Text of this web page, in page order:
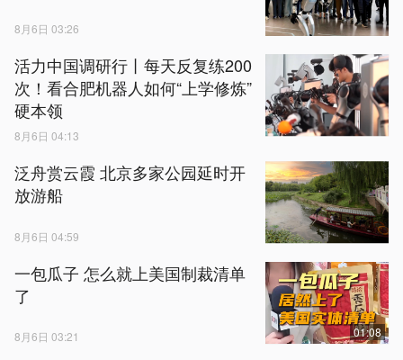
8月6日 03:26
活力中国调研行丨每天反复练200
次！看合肥机器人如何“上学修炼”
硬本领
8月6日 04:13
泛舟赏云霞 北京多家公园延时开
放游船
8月6日 04:59
一包瓜子 怎么就上美国制裁清单
了
8月6日 03:21 01:08